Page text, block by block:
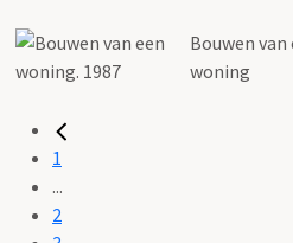
Bouwen van
woning
1
...
2